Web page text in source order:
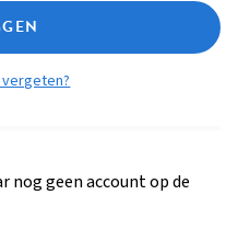
nog geen account op de